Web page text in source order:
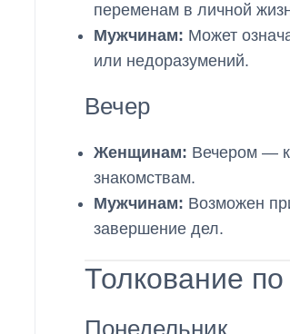
переменам в личной
Мужчинам: Может
или недоразумений.
Вечер
Женщинам: Вечером — к
знакомствам.
Мужчинам: Возможен
завершение дел.
Толкование
Понедельник